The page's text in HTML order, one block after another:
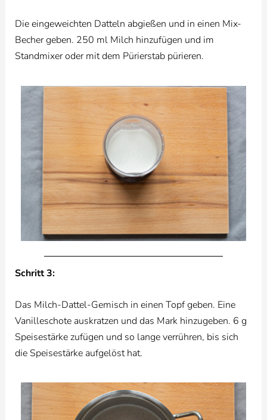
Die eingeweichten Datteln abgießen und in einen Mix-
Becher geben. 250 ml Milch hinzufügen und im
Standmixer oder mit dem Pürierstab pürieren.
Schritt 3:
Das Milch-Dattel-Gemisch in einen Topf geben. Eine
Vanilleschote auskratzen und das Mark hinzugeben. 6 g
Speisestärke zufügen und so lange verrühren, bis sich
die Speisestärke aufgelöst hat.